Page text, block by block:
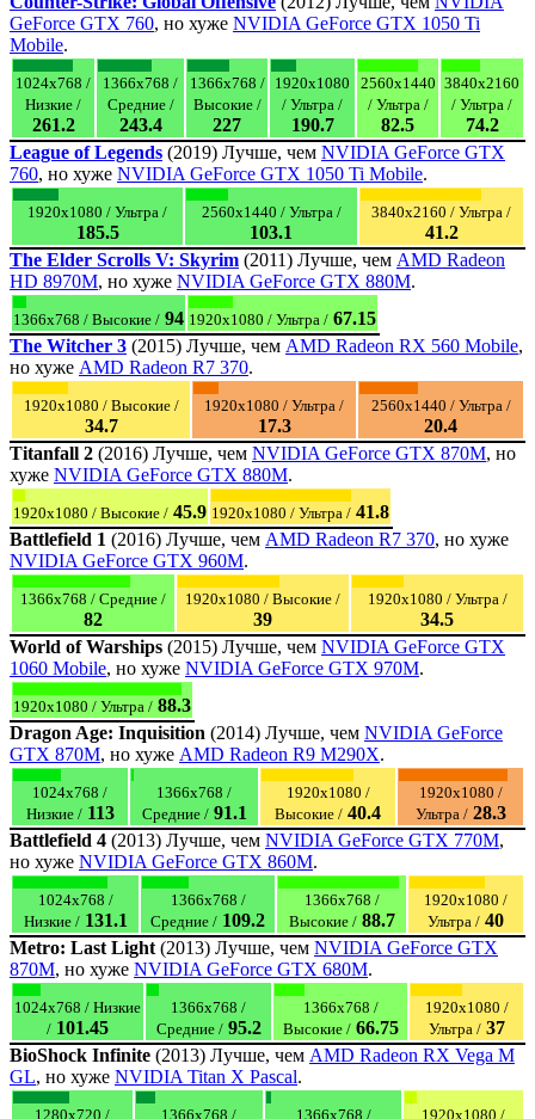
GeForce GTX 760, но хуже NVIDIA GeForce GTX 1050 Ti
Mobile.
1024x768 /
Низкие /
261.2
1366x768 /
Средние /
243.4
1366x768 /
Высокие /
227
1920x1080
/ Ультра /
190.7
2560x1440
/ Ультра /
82.5
3840x2160
/ Ультра /
74.2
League of Legends (2019) Лучше, чем NVIDIA GeForce GTX
760, но хуже NVIDIA GeForce GTX 1050 Ti Mobile.
1920x1080 / Ультра /
185.5
2560x1440 / Ультра /
103.1
3840x2160 / Ультра /
41.2
The Elder Scrolls V: Skyrim (2011) Лучше, чем AMD Radeon
HD 8970M, но хуже NVIDIA GeForce GTX 880M.
1366x768 / Высокие / 94 1920x1080 / Ультра / 67.15
The Witcher 3 (2015) Лучше, чем AMD Radeon RX 560 Mobile,
но хуже AMD Radeon R7 370.
1920x1080 / Высокие /
34.7
1920x1080 / Ультра /
17.3
2560x1440 / Ультра /
20.4
Titanfall 2 (2016) Лучше, чем NVIDIA GeForce GTX 870M, но
хуже NVIDIA GeForce GTX 880M.
1920x1080 / Высокие / 45.9 1920x1080 / Ультра / 41.8
Battlefield 1 (2016) Лучше, чем AMD Radeon R7 370, но хуже
NVIDIA GeForce GTX 960M.
1366x768 / Средние /
82
1920x1080 / Высокие /
39
1920x1080 / Ультра /
34.5
World of Warships (2015) Лучше, чем NVIDIA GeForce GTX
1060 Mobile, но хуже NVIDIA GeForce GTX 970M.
1920x1080 / Ультра / 88.3
Dragon Age: Inquisition (2014) Лучше, чем NVIDIA GeForce
GTX 870M, но хуже AMD Radeon R9 M290X.
1024x768 /
Низкие / 113
1366x768 /
Средние / 91.1
1920x1080 /
Высокие / 40.4
1920x1080 /
Ультра / 28.3
Battlefield 4 (2013) Лучше, чем NVIDIA GeForce GTX 770M,
но хуже NVIDIA GeForce GTX 860M.
1024x768 /
Низкие / 131.1
1366x768 /
Средние / 109.2
1366x768 /
Высокие / 88.7
1920x1080 /
Ультра / 40
Metro: Last Light (2013) Лучше, чем NVIDIA GeForce GTX
870M, но хуже NVIDIA GeForce GTX 680M.
1024x768 / Низкие
/ 101.45
1366x768 /
Средние / 95.2
1366x768 /
Высокие / 66.75
1920x1080 /
Ультра / 37
BioShock Infinite (2013) Лучше, чем AMD Radeon RX Vega M
GL, но хуже NVIDIA Titan X Pascal.
1280x720 /
1366x768 /
1366x768 /
1920x1080 /